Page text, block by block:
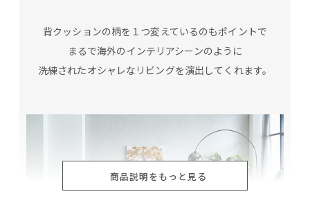
背クッションの柄を１つ変えているのもポイントで
まるで海外のインテリアシーンのように
洗練されたオシャレなリビングを演出してくれます。
商品説明をもっと見る